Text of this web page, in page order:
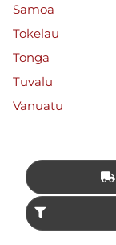
Samoa
Tokelau
Tonga
Tuvalu
Vanuatu